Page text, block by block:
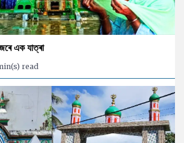
এক যাত্ৰা
read